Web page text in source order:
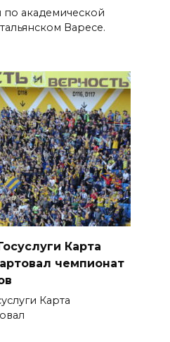
академической
Варесе.
Карта
чемпионат
Карта